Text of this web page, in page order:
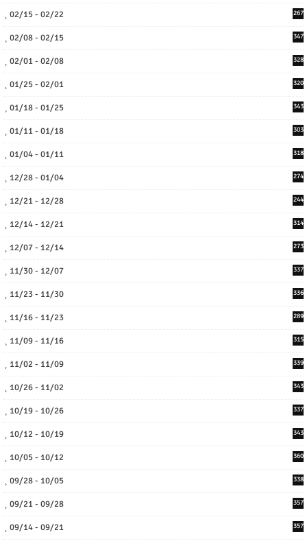
02/15 - 02/22 267
02/08 - 02/15 347
02/01 - 02/08 328
01/25 - 02/01 320
01/18 - 01/25 343
01/11 - 01/18 303
01/04 - 01/11 318
12/28 - 01/04 274
12/21 - 12/28 244
12/14 - 12/21 314
12/07 - 12/14 273
11/30 - 12/07 337
11/23 - 11/30 336
11/16 - 11/23 289
11/09 - 11/16 315
11/02 - 11/09 339
10/26 - 11/02 343
10/19 - 10/26 337
10/12 - 10/19 343
10/05 - 10/12 360
09/28 - 10/05 338
09/21 - 09/28 357
09/14 - 09/21 357